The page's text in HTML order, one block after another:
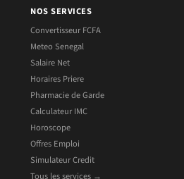
NOS SERVICES
Convertisseur FCFA
Meteo Senegal
Salaire Net
Horaires Priere
Pharmacie de Garde
Calculateur IMC
Horoscope
Offres Emploi
Simulateur Credit
Tous les services →